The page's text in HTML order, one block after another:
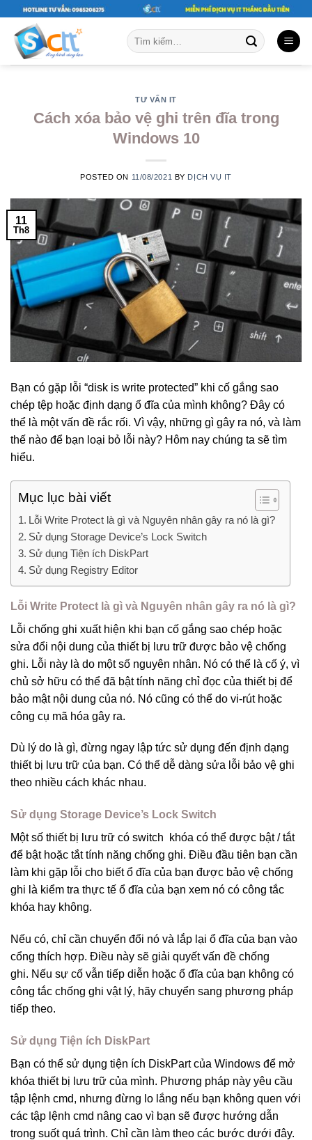
content
Tìm
kiếm:
TƯ VẤN IT
Cách xóa bảo vệ ghi trên đĩa trong
Windows 10
POSTED ON 11/08/2021 BY DỊCH VỤ IT
11
Th8
Bạn có gặp lỗi “disk is write protected” khi cố gắng sao
chép tệp hoặc định dạng ổ đĩa của mình không? Đây có
thể là một vấn đề rắc rối. Vì vậy, những gì gây ra nó, và làm
thế nào để bạn loại bỏ lỗi này? Hôm nay chúng ta sẽ tìm
hiểu.
Mục lục bài viết
Lỗi Write Protect là gì và Nguyên nhân gây ra nó là gì?
Sử dụng Storage Device’s Lock Switch
Sử dụng Tiện ích DiskPart
Sử dụng Registry Editor
Lỗi Write Protect là gì và Nguyên nhân gây ra nó là gì?
Lỗi chống ghi xuất hiện khi bạn cố gắng sao chép hoặc
sửa đổi nội dung của thiết bị lưu trữ được bảo vệ chống
ghi. Lỗi này là do một số nguyên nhân. Nó có thể là cố ý, vì
chủ sở hữu có thể đã bật tính năng chỉ đọc của thiết bị để
bảo mật nội dung của nó. Nó cũng có thể do vi-rút hoặc
công cụ mã hóa gây ra.
Dù lý do là gì, đừng ngay lập tức sử dụng đến định dạng
thiết bị lưu trữ của bạn. Có thể dễ dàng sửa lỗi bảo vệ ghi
theo nhiều cách khác nhau.
Sử dụng Storage Device’s Lock Switch
Một số thiết bị lưu trữ có switch khóa có thể được bật / tắt
để bật hoặc tắt tính năng chống ghi. Điều đầu tiên bạn cần
làm khi gặp lỗi cho biết ổ đĩa của bạn được bảo vệ chống
ghi là kiểm tra thực tế ổ đĩa của bạn xem nó có công tắc
khóa hay không.
Nếu có, chỉ cần chuyển đổi nó và lắp lại ổ đĩa của bạn vào
cổng thích hợp. Điều này sẽ giải quyết vấn đề chống
ghi. Nếu sự cố vẫn tiếp diễn hoặc ổ đĩa của bạn không có
công tắc chống ghi vật lý, hãy chuyển sang phương pháp
tiếp theo.
Sử dụng Tiện ích DiskPart
Bạn có thể sử dụng tiện ích DiskPart của Windows để mở
khóa thiết bị lưu trữ của mình. Phương pháp này yêu cầu
tập lệnh cmd, nhưng đừng lo lắng nếu bạn không quen với
các tập lệnh cmd nâng cao vì bạn sẽ được hướng dẫn
trong suốt quá trình. Chỉ cần làm theo các bước dưới đây.